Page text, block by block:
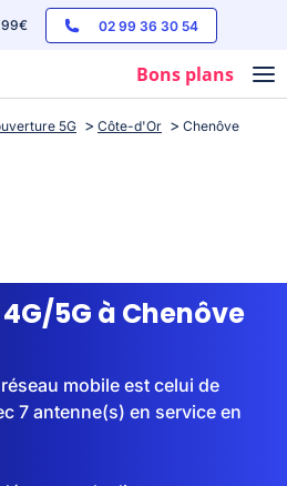
02 99 36 30 54
Bons plans
5G Côte-d'Or Chenôve
5G à Chenôve
mobile est celui de
7 antenne(s) en service en